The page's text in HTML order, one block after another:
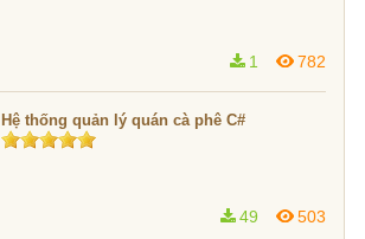
782
1
Hệ thống quản lý quán cà phê C#
503
49